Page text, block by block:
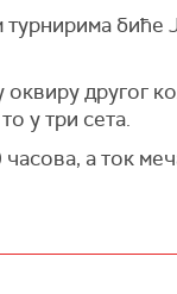
биће
другог
у три сета.
а ток